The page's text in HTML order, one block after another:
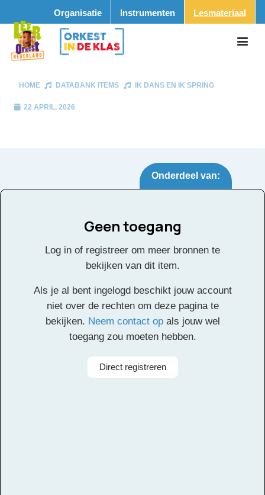
Organisatie Instrumenten Lesmateriaal
HOME DATABANK ITEMS IK DANS EN IK SPRING
22 APRIL, 2026
Onderdeel van:
Ik Dans en ik spring
Facebook
TwitterEmailPinterestLinkedIn
Delen
Geen toegang
Log in of registreer om meer bronnen te
bekijken van dit item.
Als je al bent ingelogd beschikt jouw account
niet over de rechten om deze pagina te
bekijken. Neem contact opals jouw wel
toegang zou moeten hebben.
Direct registreren
Alle rechten voorbehouden
Dirk Kokx